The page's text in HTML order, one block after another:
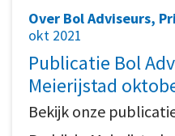
Over Bol Adviseurs,
okt 2021
Publicatie Bol
Meierijstad
Bekijk onze